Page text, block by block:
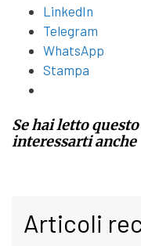
LinkedIn
Telegram
WhatsApp
Stampa
Se hai letto
interessarti anche
Articoli